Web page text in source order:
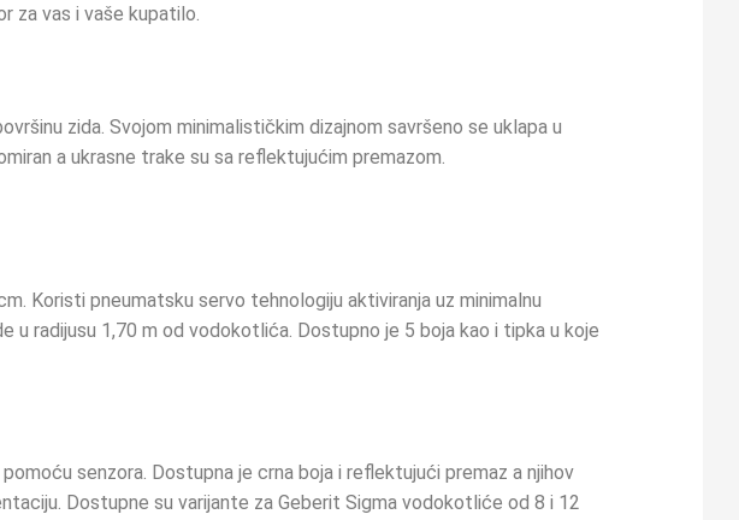
za vas i vaše kupatilo.
zida. Svojom minimalističkim dizajnom savršeno se uklapa u
a ukrasne trake su sa reflektujućim premazom.
Koristi pneumatsku servo tehnologiju aktiviranja uz minimalnu
radijusu 1,70 m od vodokotlića. Dostupno je 5 boja kao i tipka u koje
senzora. Dostupna je crna boja i reflektujući premaz a njihov
Dostupne su varijante za Geberit Sigma vodokotliće od 8 i 12